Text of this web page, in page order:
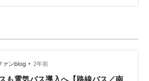
まずは瀬戸内航路のライバル名門大洋
）名門大洋フェリーの1人用個室 お部
リーにも1人用個室ファーストSがある
ァンblog • 2年前
も電気バス導入へ【路線バス／南